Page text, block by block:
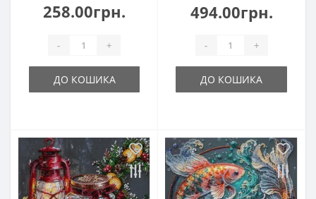
258.00грн.
- +
ДО КОШИКА
494.00грн.
- +
ДО КОШИКА